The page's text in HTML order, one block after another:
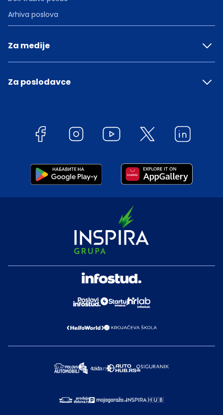
Arhiva poslova
Za medije
Za poslodavce